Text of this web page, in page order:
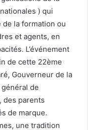
) qui
de la formation ou
et agents, en
L’événement
de cette 22ème
Gouverneur de la
de
des parents
de marque.
une tradition